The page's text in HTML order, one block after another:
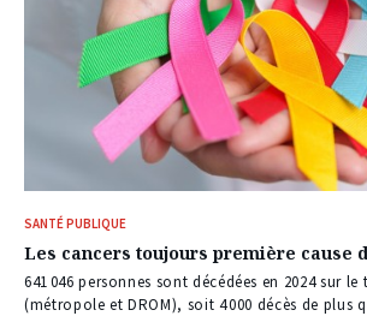
SANTÉ PUBLIQUE
Les cancers toujours première cause
641 046 personnes sont décédées en 2024 sur
(métropole et DROM), soit 4 000 décès de plus